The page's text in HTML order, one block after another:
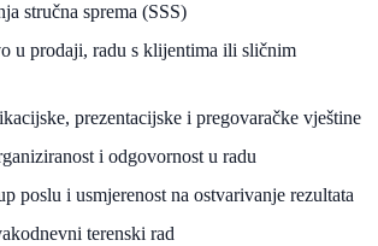
stručna sprema (SSS)
u prodaji, radu s klijentima ili sličnim
prezentacijske i pregovaračke vještine
i odgovornost u radu
poslu i usmjerenost na ostvarivanje rezultata
terenski rad